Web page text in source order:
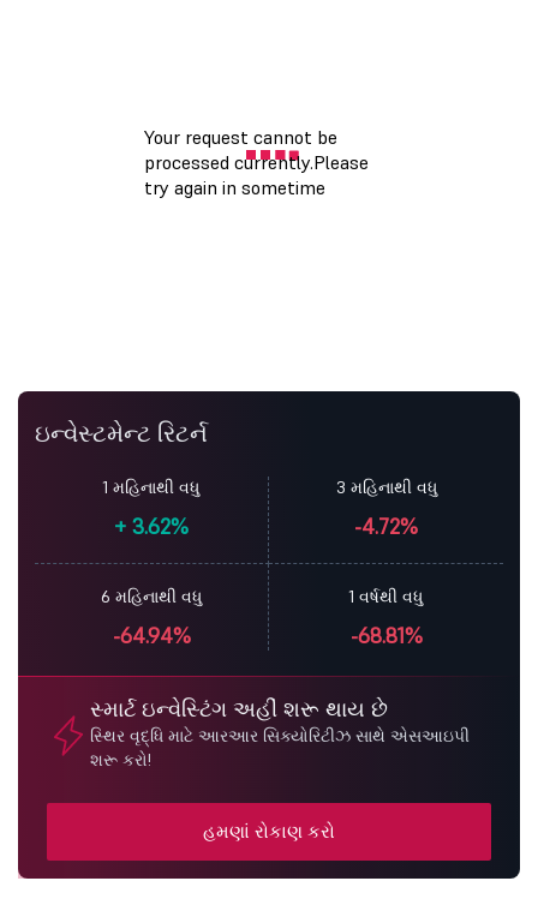
ઇન્વેસ્ટમેન્ટ રિટર્ન
1 મહિનાથી વધુ
+ 3.62%
3 મહિનાથી વધુ
-4.72%
6 મહિનાથી વધુ
-64.94%
1 વર્ષથી વધુ
-68.81%
સ્માર્ટ ઇન્વેસ્ટિંગ અહીં શરૂ થાય છે
સ્થિર વૃદ્ધિ માટે આરઆર સિક્યોરિટીઝ સાથે એસઆઇપી
શરૂ કરો!
હમણાં રોકાણ કરો